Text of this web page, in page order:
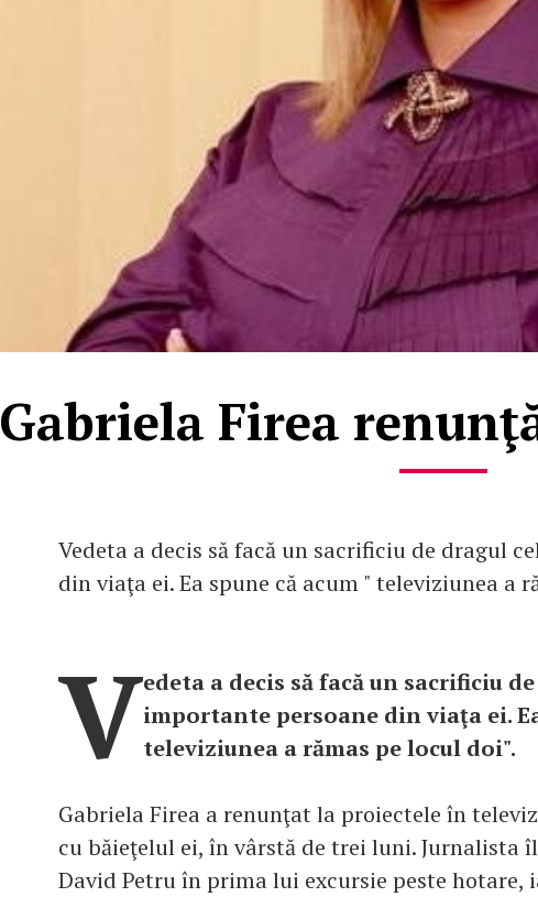
Gabriela Firea
Vedeta a decis să facă un sacrificiu de dragul
din viaţa ei. Ea spune că acum " televiziunea a
Vedeta a decis să facă un sacrificiu
importante persoane din viaţa ei.
televiziunea a rămas pe locul doi".
Gabriela Firea a renunţat la proiectele în
cu băieţelul ei, în vârstă de trei luni. Jurnalista
David Petru în prima lui excursie peste